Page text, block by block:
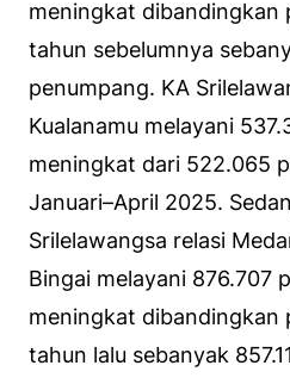
meningkat dibandingkan
tahun sebelumnya
penumpang. KA
Kualanamu melayani
meningkat dari 522.065
Januari–April 2025.
Srilelawangsa relasi
Bingai melayani 876.707
meningkat dibandingkan
tahun lalu sebanyak